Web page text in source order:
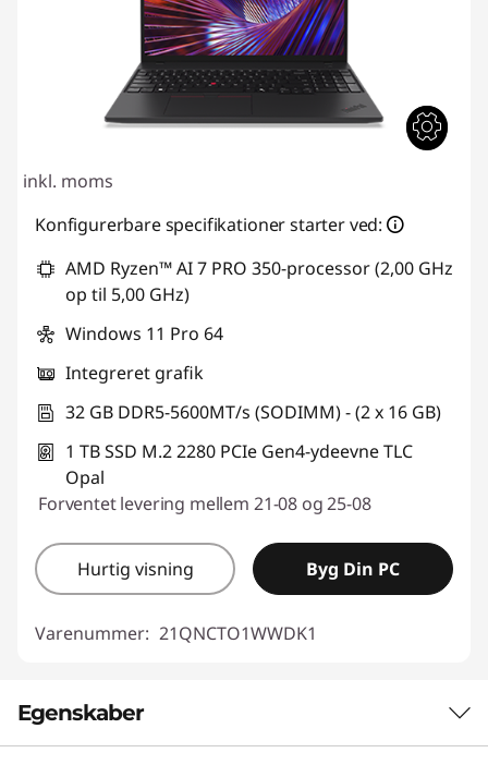
inkl. moms
Konfigurerbare specifikationer starter ved:
AMD Ryzen™ AI 7 PRO 350-processor (2,00 GHz
op til 5,00 GHz)
Windows 11 Pro 64
Integreret grafik
32 GB DDR5-5600MT/s (SODIMM) - (2 x 16 GB)
1 TB SSD M.2 2280 PCIe Gen4-ydeevne TLC
Opal
Forventet levering mellem 21-08 og 25-08
Hurtig visning Byg Din PC
Varenummer: 21QNCTO1WWDK1
Egenskaber